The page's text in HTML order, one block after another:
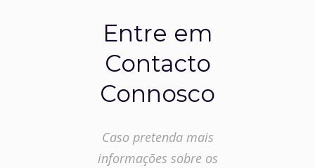
Entre em
Contacto
Connosco
Caso pretenda mais
informações sobre os